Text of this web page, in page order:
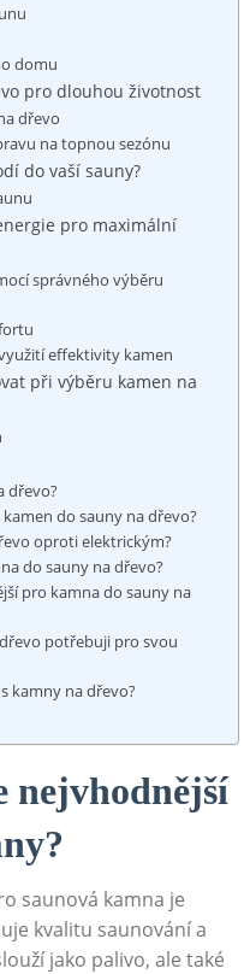
domu
pro dlouhou životnost
dřevo
na topnou sezónu
do vaší sauny?
pro maximální
správného výběru
effektivity kamen
při výběru kamen na
dřevo?
do sauny na dřevo?
oproti elektrickým?
do sauny na dřevo?
pro kamna do sauny na
potřebuji pro svou
kamny na dřevo?
nejvhodnější
saunová kamna je
kvalitu saunování a
jako palivo, ale také